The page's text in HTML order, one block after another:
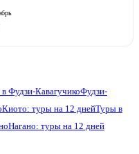
Фудзи-КавагучикоФудзи-
Киото: туры на 12 днейТуры в
Нагано: туры на 12 дней